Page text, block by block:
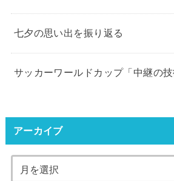
七夕の思い出を振り返る
サッカーワールドカップ「中継の
アーカイブ